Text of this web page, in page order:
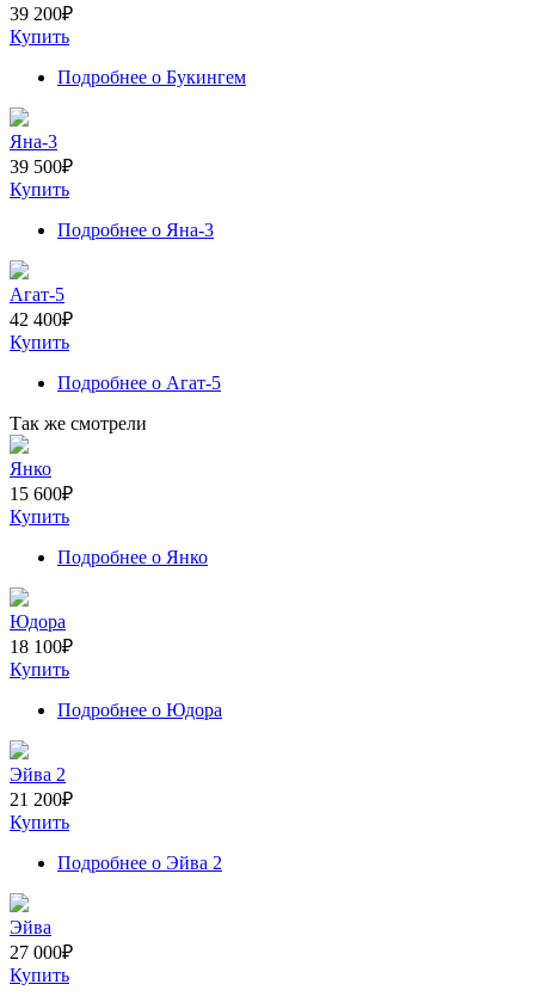
39 200₽
Купить
Подробнее о Букингем
Яна-3
39 500₽
Купить
Подробнее о Яна-3
Агат-5
42 400₽
Купить
Подробнее о Агат-5
Так же смотрели
Янко
15 600₽
Купить
Подробнее о Янко
Юдора
18 100₽
Купить
Подробнее о Юдора
Эйва 2
21 200₽
Купить
Подробнее о Эйва 2
Эйва
27 000₽
Купить